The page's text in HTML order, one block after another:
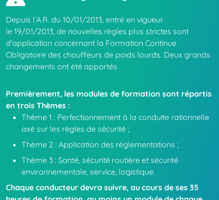
Depuis l’A.R. du 10/01/2013, entré en vigueur
le 19/01/2013, de nouvelles règles plus strictes sont
d’application concernant la Formation Continue
Obligatoire des chauffeurs de poids lourds. Deux grands
changements ont été apportés
Premièrement, les modules de formation sont répartis
en trois Thèmes :
Thème 1 : Perfectionnement à la conduite rationnelle
axé sur les règles de sécurité ;
Thème 2 : Application des règlementations ;
Thème 3 : Santé, sécurité routière et sécurité
environnementale, service, logistique.
Chaque conducteur devra suivre, au cours de ses 35